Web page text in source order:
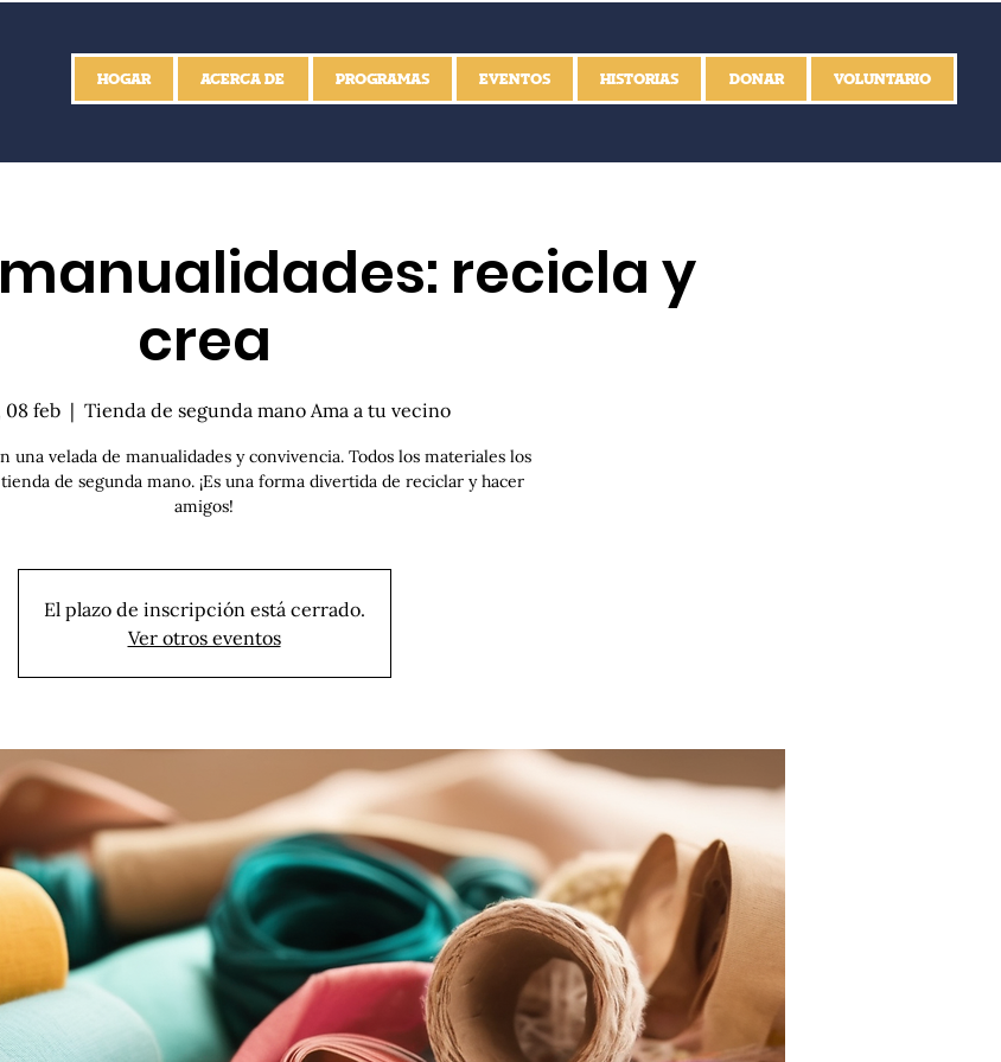
HOGAR ACERCA DE PROGRAMAS EVENTOS HISTORIAS DONAR VOLUNTARIO
recicla y
crea
08 feb
  |
Tienda de segunda mano Ama a tu vecino
una velada de manualidades y convivencia. Todos los materiales los
de segunda mano. ¡Es una forma divertida de reciclar y hacer
amigos!
El plazo de inscripción está cerrado.
Ver otros eventos